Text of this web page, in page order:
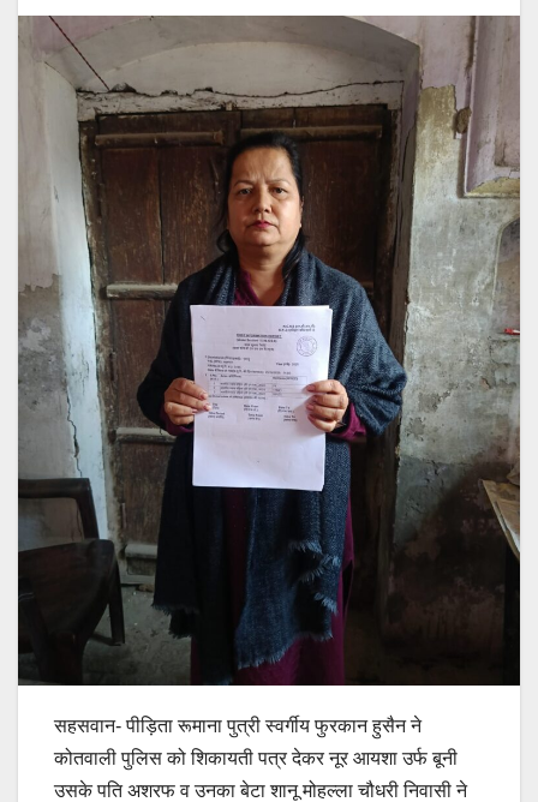
सहसवान- पीड़िता रूमाना पुत्री स्वर्गीय फुरकान हुसैन ने
कोतवाली पुलिस को शिकायती पत्र देकर नूर आयशा उर्फ बूनी
उसके पति अशरफ व उनका बेटा शानू मोहल्ला चौधरी निवासी ने